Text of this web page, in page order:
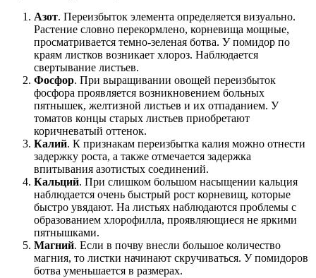
Азот. Переизбыток элемента определяется визуально.
Растение словно перекормлено, корневища мощные,
просматривается темно-зеленая ботва. У помидор по
краям листков возникает хлороз. Наблюдается
свертывание листьев.
Фосфор. При выращивании овощей переизбыток
фосфора проявляется возникновением больных
пятнышек, желтизной листьев и их отпаданием. У
томатов концы старых листьев приобретают
коричневатый оттенок.
Калий. К признакам переизбытка калия можно отнести
задержку роста, а также отмечается задержка
впитывания азотистых соединений.
Кальций. При слишком большом насыщении кальция
наблюдается очень быстрый рост корневищ, которые
быстро увядают. На листьях наблюдаются проблемы с
образованием хлорофилла, проявляющиеся не яркими
пятнышками.
Магний. Если в почву внесли большое количество
магния, то листки начинают скручиваться. У помидоров
ботва уменьшается в размерах.